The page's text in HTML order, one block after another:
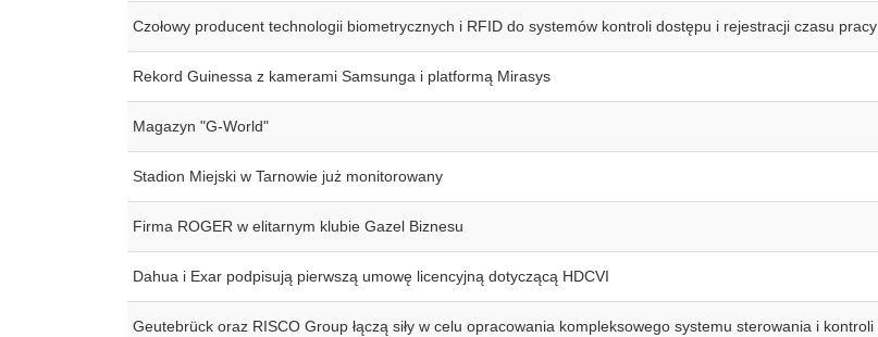
Czołowy producent technologii biometrycznych i RFID do systemów kontroli dostępu i rejestracji czasu pracy
Rekord Guinessa z kamerami Samsunga i platformą Mirasys
Magazyn "G-World"
Stadion Miejski w Tarnowie już monitorowany
Firma ROGER w elitarnym klubie Gazel Biznesu
Dahua i Exar podpisują pierwszą umowę licencyjną dotyczącą HDCVI
Geutebrück oraz RISCO Group łączą siły w celu opracowania kompleksowego systemu sterowania i kontroli